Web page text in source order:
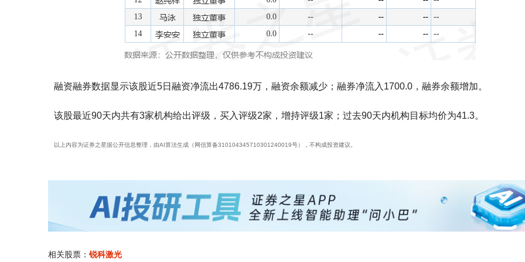
融资融券数据显示该股近5日融资净流出4786.19万，融资余额减少；融券净流入1700.0，融券余额增加。
该股最近90天内共有3家机构给出评级，买入评级2家，增持评级1家；过去90天内机构目标均价为41.3。
以上内容为证券之星据公开信息整理，由AI算法生成（网信算备310104345710301240019号），不构成投资建议。
相关股票： 锐科激光